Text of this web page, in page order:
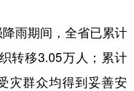
亚太网 上市公司
雨期间，全省已累计
转移3.05万人；累计
灾群众均得到妥善安